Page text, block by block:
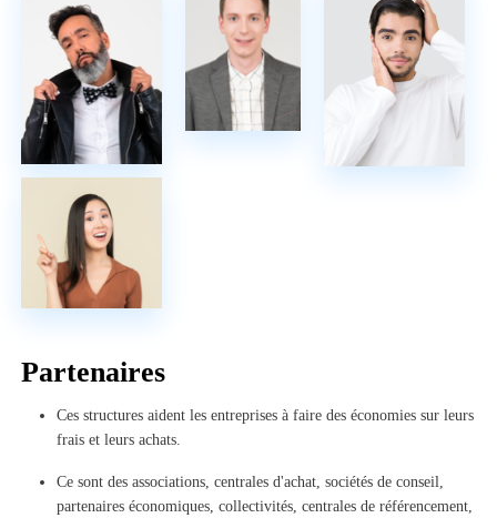
Partenaires
Ces structures aident les entreprises à faire des économies sur leurs
frais et leurs achats.
Ce sont des associations, centrales d'achat, sociétés de conseil,
partenaires économiques, collectivités, centrales de référencement,